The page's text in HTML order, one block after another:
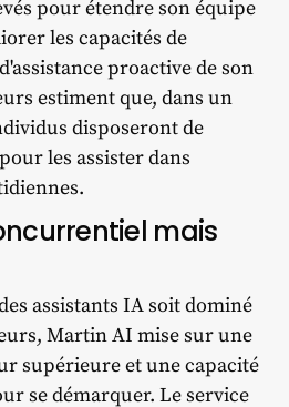
pour étendre son équipe
les capacités de
proactive de son
estiment que, dans un
disposeront de
les assister dans
mais
assistants IA soit dominé
Martin AI mise sur une
supérieure et une capacité
se démarquer. Le service